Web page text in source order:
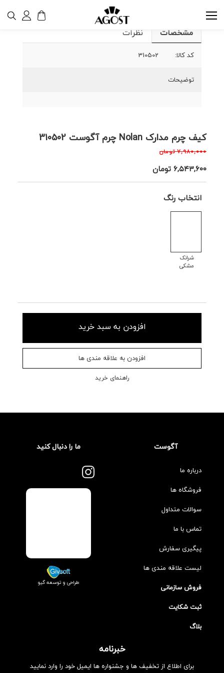
کیف چرم مدارک Nolan چرم آگوست 310502
۷,۹۸۰,۰۰۰ تومان
۶,۵۴۳,۶۰۰تومان
انتخاب رنگ
شرانک
مشکی
افزودن به سبد خرید
افزودن به علاقه مندی ها
راهنمای خرید
مشخصات نظرات
کد کالا: 310502
توضیحات
آگوست
درباره ما
فروشگاه ها
سوالات متداول
تماس با ما
پیگیری سفارش
لیست علاقه مندی ها
فروش سازمانی
ثبت شکایت
بلاگ
ما را دنبال کنید
طراحی و توسعه گیو
خبرنامه
برای اطلاع از تخفیف ها و جشنواره ها ایمیل خود را وارد نمایید